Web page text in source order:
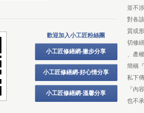
歡迎加入小工匠粉絲團
小工匠修繕網-撇步分享
小工匠修繕網-好心情分享
小工匠修繕網-溫馨分享
並不
對各
質或
切修
、產
簡稱
私下
『內
也不